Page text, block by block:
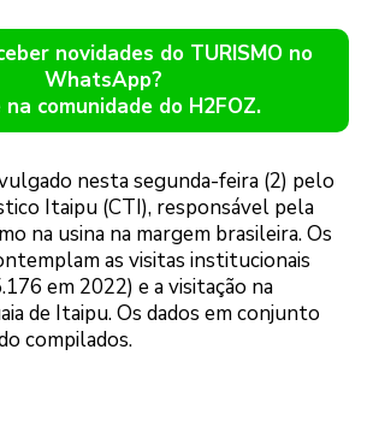
novidades do TURISMO no
WhatsApp?
comunidade do H2FOZ.
nesta segunda-feira (2) pelo
Itaipu (CTI), responsável pela
na usina na margem brasileira. Os
as visitas institucionais
em 2022) e a visitação na
de Itaipu. Os dados em conjunto
compilados.